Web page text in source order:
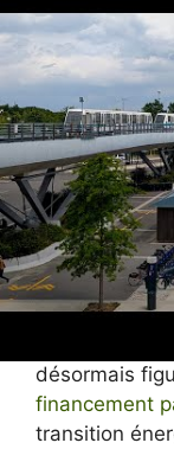
cette
transport
collectif
Le métro
futures
énergétique
stratégie
campagnes
sur les
désormais
financement
transition